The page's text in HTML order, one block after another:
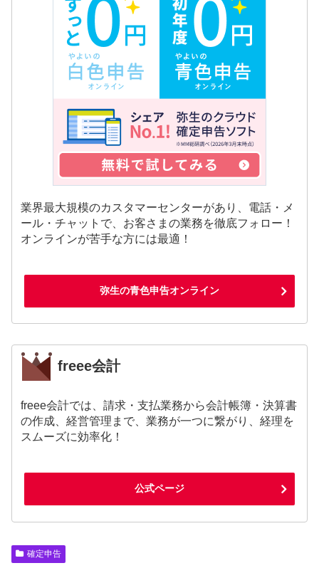
業界最大規模のカスタマーセンターがあり、電話・メ
ール・チャットで、お客さまの業務を徹底フォロー！
オンラインが苦手な方には最適！
弥生の青色申告オンライン
freee会計
freee会計では、請求・支払業務から会計帳簿・決算書
の作成、経営管理まで、業務が一つに繋がり、経理を
スムーズに効率化！
公式ページ
確定申告